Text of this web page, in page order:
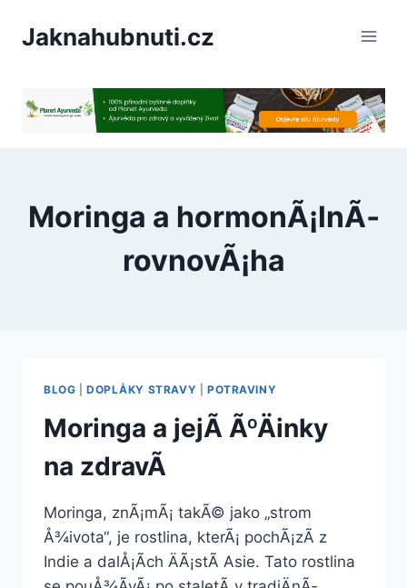
Jaknahubnuti.cz
Moringa a hormonÃ¡lnÃ­
rovnovÃ¡ha
BLOG |DOPLÅKY STRAVY POTRAVINY
Moringa a jejÃ­ ÃºÄinky
na zdravÃ­
Moringa, znÃ¡mÃ¡ takÃ© jako „strom
Å¾ivota“, je rostlina, kterÃ¡ pochÃ¡zÃ­ z
Indie a dalÅ¡Ã­ch ÄÃ¡stÃ­ Asie. Tato rostlina